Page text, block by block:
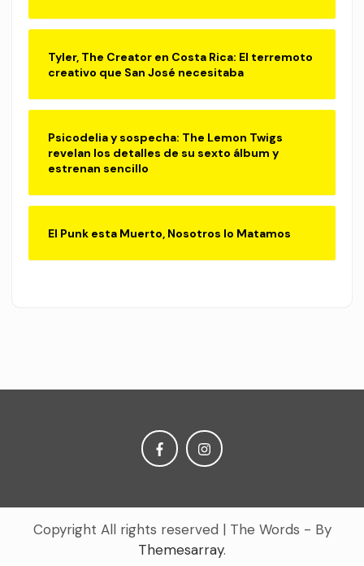
Tyler, The Creator en Costa Rica: El terremoto
creativo que San José necesitaba
Psicodelia y sospecha: The Lemon Twigs
revelan los detalles de su sexto álbum y
estrenan sencillo
El Punk esta Muerto, Nosotros lo Matamos
Copyright All rights reserved | The Words - By
Themesarray.